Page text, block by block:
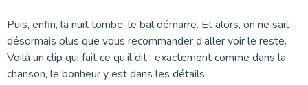
Puis, enfin, la nuit tombe, le bal démarre. Et alors, on ne sait
désormais plus que vous recommander d’aller voir le reste.
Voilà un clip qui fait ce qu’il dit : exactement comme dans la
chanson, le bonheur y est dans les détails.